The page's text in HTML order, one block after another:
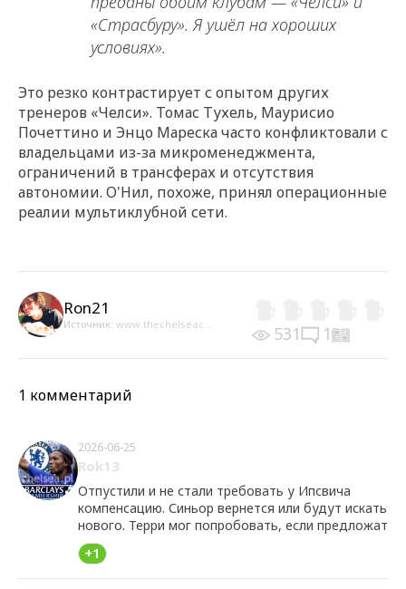
«Страсбуру». Я ушёл на хороших
условиях».
Это резко контрастирует с опытом других
тренеров «Челси». Томас Тухель, Маурисио
Почеттино и Энцо Мареска часто конфликтовали с
владельцами из-за микроменеджмента,
ограничений в трансферах и отсутствия
автономии. О'Нил, похоже, принял операционные
реалии мультиклубной сети.
Ron21
Источник: www.thechelseac... 531 1
1 комментарий
2026-06-25
Rok13
Отпустили и не стали требовать у Ипсвича
компенсацию. Синьор вернется или будут искать
нового. Терри мог попробовать, если предложат
+1